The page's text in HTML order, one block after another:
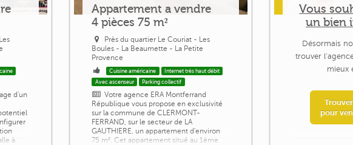
d'un
à
Appartement a vendre
4 pièces 75 m²
Près du quartier Le Couriat - Les
Boules - La Beaumette - La Petite
Provence
Cuisine américaine
Internet très haut débit
Avec ascenseur
Parking collectif
Votre agence ERA Montferrand
République vous propose en exclusivité
sur la commune de CLERMONT-
FERRAND, sur le secteur de LA
GAUTHIERE, un appartement d'environ
75 m². Cet appartement situé au 1ème
Vous
un bien
Désormais
trouver
mieux
pour